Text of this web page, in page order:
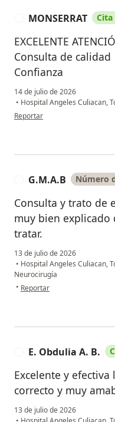
MONSERRAT
EXCELENTE
Consulta de calidad
Confianza
14 de julio de 2026
• Hospital Angeles Culiacan,
en opinión del usuario
Reportar
G.M.A.B Número
Consulta y trato de
muy bien explicado
tratar.
13 de julio de 2026
• Hospital Angeles Culiacan,
Neurocirugía
• en opinión del usuario
Reportar
E. Obdulia A. B.
Excelente y
correcto y muy
13 de julio de 2026